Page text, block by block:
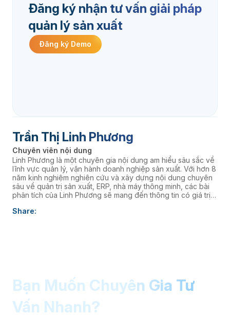
Đăng ký nhận tư vấn giải pháp
quản lý sản xuất
Đăng ký Demo
Trần Thị Linh Phương
Chuyên viên nội dung
Linh Phương là một chuyên gia nội dung am hiểu sâu sắc về
lĩnh vực quản lý, vận hành doanh nghiệp sản xuất. Với hơn 8
năm kinh nghiệm nghiên cứu và xây dựng nội dung chuyên
sâu về quản trị sản xuất, ERP, nhà máy thông minh, các bài
phân tích của Linh Phương sẽ mang đến thông tin có giá trị
thúc đẩy chuyển đổi số. âaaa
Share:
Bạn Muốn Chuyên Gia Tư
Vấn Nhanh?